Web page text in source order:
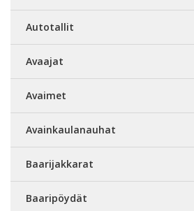
Autotallit
Avaajat
Avaimet
Avainkaulanauhat
Baarijakkarat
Baaripöydät